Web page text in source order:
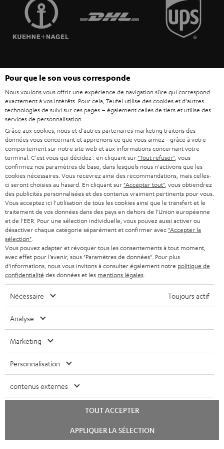
ENCEINTES
ULTIMA
FANSHOP
NOUVEAUTÉS
L’HISTOIRE DE TEUFEL
MANAGEMENT
VALEURS
ACCESSIBILITÉ
FRANCE
POLOGNE
ITALIE
USA
AUTRES PAYS
erreurs. Les accessoires figurant sur l’image ne font pas partie du contenu de
livraison. D’éventuels frais d’élimination des batteries sont inclus dans le prix.
©2026 Lautsprecher Teufel GmbH - Tous droits réservés.
Mentions légales CGV
Politique de confidentialité
Paramètres de confidentialité
EU Data Act renoncer au contrat ici
chat
Pour que le son vous corresponde
Nous voulons vous offrir une expérience de navigation sûre qui correspond
exactement à vos intérêts. Pour cela, Teufel utilise des cookies et d'autres
technologies de suivi sur ces pages – également celles de tiers et utilise des
services de personnalisation.
Grâce aux cookies, nous et d'autres partenaires marketing traitons des
données vous concernant et apprenons ce que vous aimez - grâce à votre
comportement sur notre site web et aux informations concernant votre
terminal. C'est vous qui décidez : en cliquant sur "Tout refuser" , vous
confirmez nos paramètres de base, dans lesquels nous n'activons que les
cookies nécessaires. Vous recevrez ainsi des recommandations, mais celles-
ci seront choisies au hasard. En cliquant sur "Accepter tout" , vous obtiendrez
des publicités personnalisées et des contenus vraiment pertinents pour vous.
Vous acceptez ici l'utilisation de tous les cookies ainsi que le transfert et le
traitement de vos données dans des pays en dehors de l'Union européenne
et de l'EER. Pour une sélection individuelle, vous pouvez aussi activer ou
désactiver chaque catégorie séparément et confirmer avec "Accepter la
sélection"
Vous pouvez adapter et révoquer tous les consentements à tout moment,
avec effet pour l’avenir, sous "Paramètres de données". Pour plus
d'informations, nous vous invitons à consulter également notre politique de
confidentialité des données et les mentions légales
Nécessaire Toujours actif
Analyse
Marketing
Personnalisation
contenus externes
TOUT ACCEPTER
APPLIQUER LA SÉLECTION